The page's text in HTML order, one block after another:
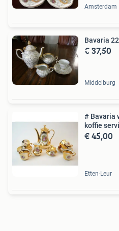
Amsterdam
Bavaria
€ 37,50
Middelburg
# Bavaria
koffie
€ 45,00
Etten-Leur